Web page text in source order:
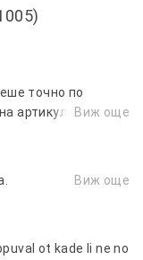
точно по
артикулитеВиж още
Виж още
ot kade li ne no